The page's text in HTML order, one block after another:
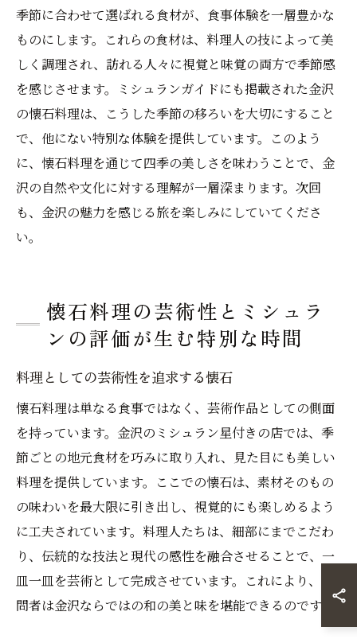
季節に合わせて選ばれる食材が、食事体験を一層豊かな
ものにします。これらの食材は、料理人の技によって美
しく調理され、訪れる人々に視覚と味覚の両方で季節感
を感じさせます。ミシュランガイドにも掲載された金沢
の懐石料理は、こうした季節の移ろいを大切にすること
で、他にない特別な体験を提供しています。このよう
に、懐石料理を通じて四季の美しさを味わうことで、金
沢の自然や文化に対する理解が一層深まります。次回
も、金沢の魅力を感じる旅を楽しみにしていてくださ
い。
懐石料理の芸術性とミシュラ
ンの評価が生む特別な時間
料理としての芸術性を追求する懐石
懐石料理は単なる食事ではなく、芸術作品としての側面
を持っています。金沢のミシュラン星付きの店では、季
節ごとの地元食材を巧みに取り入れ、見た目にも美しい
料理を提供しています。ここでの懐石は、素材そのもの
の味わいを最大限に引き出し、視覚的にも楽しめるよう
に工夫されています。料理人たちは、細部にまでこだわ
り、伝統的な技法と現代の感性を融合させることで、一
皿一皿を芸術として完成させています。これにより、訪
問者は金沢ならではの和の美と味を堪能できるのです。